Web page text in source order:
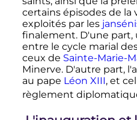
certains épisodes de la
exploités par les
finalement. D'une
entre le cycle marial
ceux de Sainte-Marie-
Minerve. D'autre part,
au pape Léon XIII, et
règlement